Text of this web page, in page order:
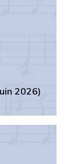
2026)